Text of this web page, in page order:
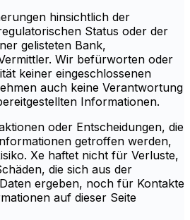
hinsichtlich der
Status oder der
gelisteten Bank,
Wir befürworten oder
keiner eingeschlossenen
auch keine Verantwortung
Informationen.
oder Entscheidungen, die
getroffen werden,
Xe haftet nicht für Verluste,
die sich aus der
ergeben, noch für Kontakte
auf dieser Seite